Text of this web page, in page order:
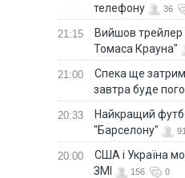
телефону
36
21:15
Вийшов трейлер
Томаса Крауна"
21:00
Спека ще
завтра буде
20:33
Найкращий
"Барселону"
91
20:00
США і Україна
ЗМІ
156 0